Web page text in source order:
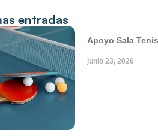
entradas
Apoyo Sala
junio 23, 2026